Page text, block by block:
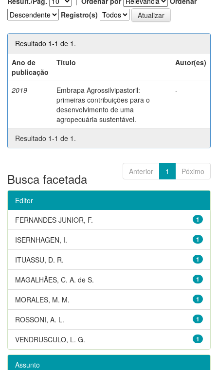
Registro(s)
Resultado 1-1 de 1.
Ano de
publicação
Título Autor(es)
2019
Embrapa Agrossilvipastoril:
primeiras contribuições para o
desenvolvimento de uma
agropecuária sustentável.
-
Resultado 1-1 de 1.
Anterior 1 Póximo
Busca facetada
Editor
1
FERNANDES JUNIOR, F.
1
ISERNHAGEN, I.
1
ITUASSU, D. R.
1
MAGALHÃES, C. A. de S.
1
MORALES, M. M.
1
ROSSONI, A. L.
1
VENDRUSCULO, L. G.
Assunto